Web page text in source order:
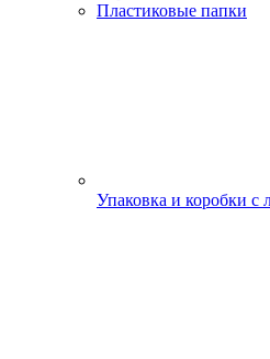
Пластиковые папки
Упаковка и коробки с